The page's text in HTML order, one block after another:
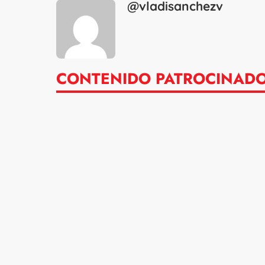
@vladisanchezv
CONTENIDO